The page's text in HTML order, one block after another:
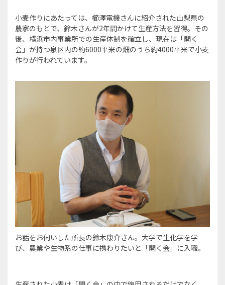
小麦作りにあたっては、櫛澤電機さんに紹介された山梨県の
農家のもとで、鈴木さんが2年間かけて生産方法を習得。その
後、横浜市内事業所での生産体制を確立し、現在は「開く
会」が持つ泉区内の約6000平米の畑のうち約4000平米で小麦
作りが行われています。
お話をお伺いした所長の鈴木康介さん。大学で生化学を学
び、農業や生物系の仕事に携わりたいと「開く会」に入職。